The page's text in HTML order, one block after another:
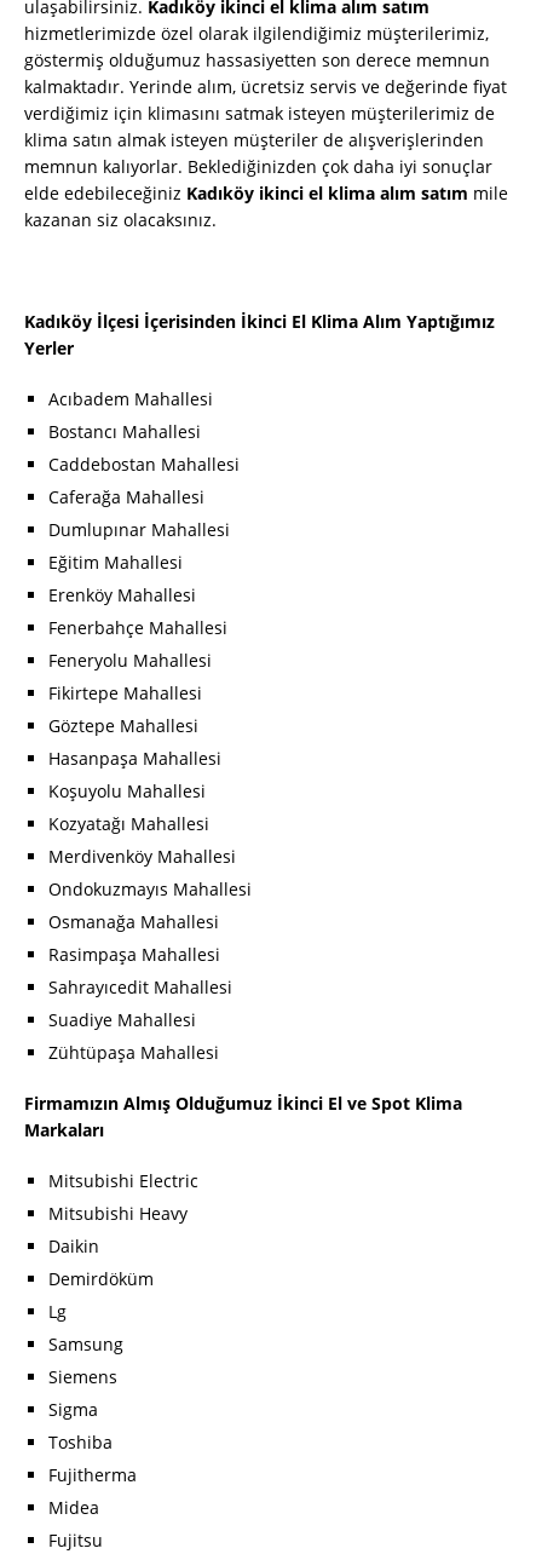
ulaşabilirsiniz. Kadıköy ikinci el klima alım satım
hizmetlerimizde özel olarak ilgilendiğimiz müşterilerimiz,
göstermiş olduğumuz hassasiyetten son derece memnun
kalmaktadır. Yerinde alım, ücretsiz servis ve değerinde fiyat
verdiğimiz için klimasını satmak isteyen müşterilerimiz de
klima satın almak isteyen müşteriler de alışverişlerinden
memnun kalıyorlar. Beklediğinizden çok daha iyi sonuçlar
elde edebileceğiniz Kadıköy ikinci el klima alım satım mile
kazanan siz olacaksınız.
Kadıköy İlçesi İçerisinden İkinci El Klima Alım Yaptığımız
Yerler
Acıbadem Mahallesi
Bostancı Mahallesi
Caddebostan Mahallesi
Caferağa Mahallesi
Dumlupınar Mahallesi
Eğitim Mahallesi
Erenköy Mahallesi
Fenerbahçe Mahallesi
Feneryolu Mahallesi
Fikirtepe Mahallesi
Göztepe Mahallesi
Hasanpaşa Mahallesi
Koşuyolu Mahallesi
Kozyatağı Mahallesi
Merdivenköy Mahallesi
Ondokuzmayıs Mahallesi
Osmanağa Mahallesi
Rasimpaşa Mahallesi
Sahrayıcedit Mahallesi
Suadiye Mahallesi
Zühtüpaşa Mahallesi
Firmamızın Almış Olduğumuz İkinci El ve Spot Klima
Markaları
Mitsubishi Electric
Mitsubishi Heavy
Daikin
Demirdöküm
Lg
Samsung
Siemens
Sigma
Toshiba
Fujitherma
Midea
Fujitsu